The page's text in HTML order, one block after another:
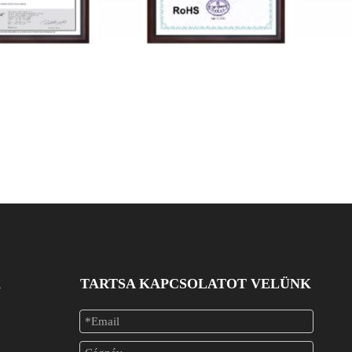
TARTSA KAPCSOLATOT VELÜNK